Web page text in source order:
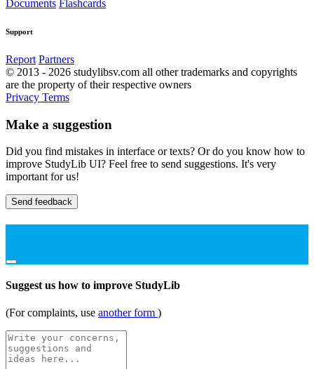
Documents Flashcards
Support
Report Partners
© 2013 - 2026 studylibsv.com all other trademarks and copyrights
are the property of their respective owners
Privacy Terms
Make a suggestion
Did you find mistakes in interface or texts? Or do you know how to
improve StudyLib UI? Feel free to send suggestions. It's very
important for us!
Send feedback
Suggest us how to improve StudyLib
(For complaints, use another form )